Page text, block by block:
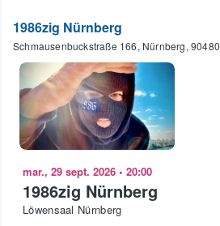
1986zig Nürnberg
Schmausenbuckstraße 166, Nürnberg, 90480
mar., 29 sept. 2026 • 20:00
1986zig Nürnberg
Löwensaal Nürnberg